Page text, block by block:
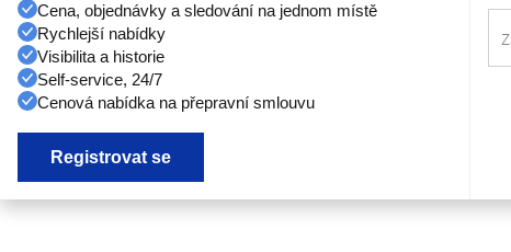
Cena, objednávky a sledování na jednom místě
Rychlejší nabídky
Visibilita a historie
Self-service, 24/7
Cenová nabídka na přepravní smlouvu
Registrovat se